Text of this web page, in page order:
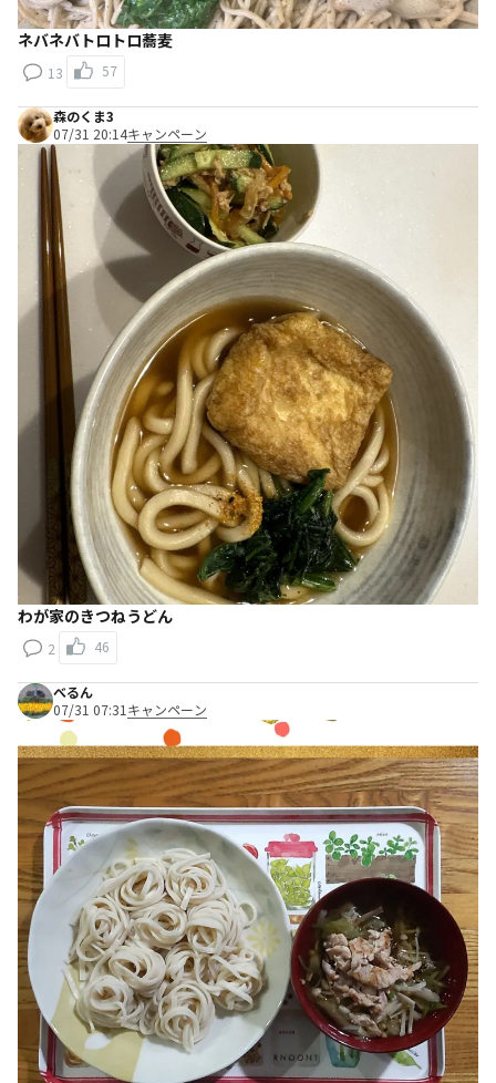
ネバネバトロトロ蕎麦
13 57
森のくま3
07/31 20:14キャンペーン
わが家のきつねうどん
2 46
べるん
07/31 07:31 キャンペーン